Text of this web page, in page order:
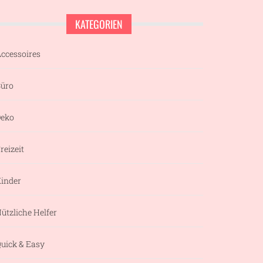
KATEGORIEN
Helfer
& Easy